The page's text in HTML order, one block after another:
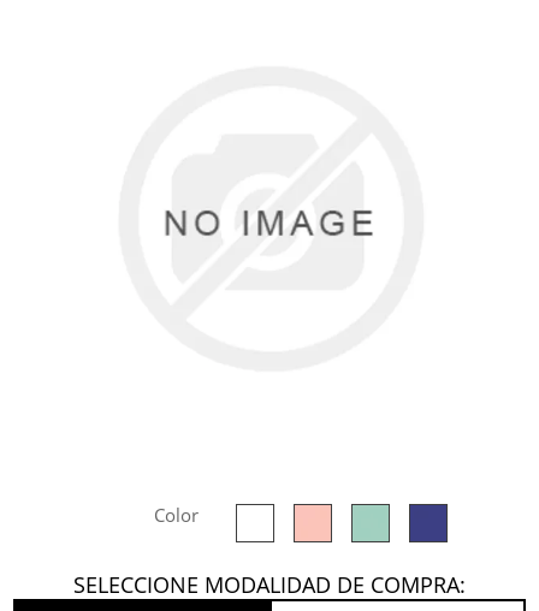
Color
SELECCIONE MODALIDAD DE COMPRA: